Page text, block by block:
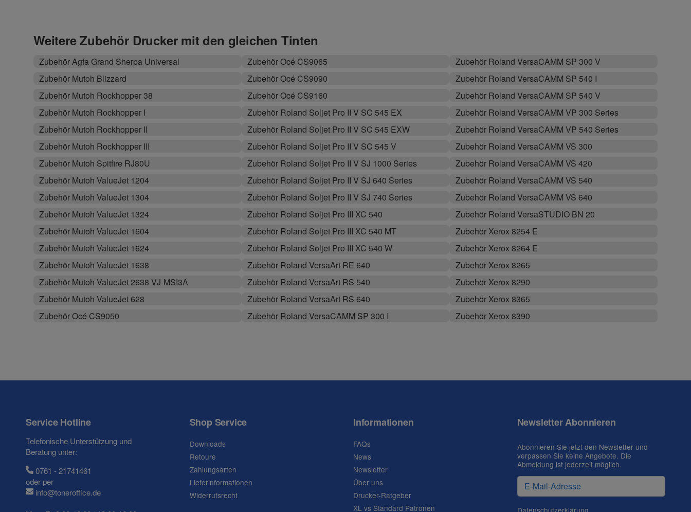
Weitere Zubehör Drucker mit den gleichen Tinten
Zubehör Agfa Grand Sherpa Universal
Zubehör Mutoh Blizzard
Zubehör Mutoh Rockhopper 38
Zubehör Mutoh Rockhopper I
Zubehör Mutoh Rockhopper II
Zubehör Mutoh Rockhopper III
Zubehör Mutoh Spitfire RJ80U
Zubehör Mutoh ValueJet 1204
Zubehör Mutoh ValueJet 1304
Zubehör Mutoh ValueJet 1324
Zubehör Mutoh ValueJet 1604
Zubehör Mutoh ValueJet 1624
Zubehör Mutoh ValueJet 1638
Zubehör Mutoh ValueJet 2638 VJ-MSI3A
Zubehör Mutoh ValueJet 628
Zubehör Océ CS9050
Zubehör Océ CS9065
Zubehör Océ CS9090
Zubehör Océ CS9160
Zubehör Roland Soljet Pro II V SC 545 EX
Zubehör Roland Soljet Pro II V SC 545 EXW
Zubehör Roland Soljet Pro II V SC 545 V
Zubehör Roland Soljet Pro II V SJ 1000 Series
Zubehör Roland Soljet Pro II V SJ 640 Series
Zubehör Roland Soljet Pro II V SJ 740 Series
Zubehör Roland Soljet Pro III XC 540
Zubehör Roland Soljet Pro III XC 540 MT
Zubehör Roland Soljet Pro III XC 540 W
Zubehör Roland VersaArt RE 640
Zubehör Roland VersaArt RS 540
Zubehör Roland VersaArt RS 640
Zubehör Roland VersaCAMM SP 300 I
Zubehör Roland VersaCAMM SP 300 V
Zubehör Roland VersaCAMM SP 540 I
Zubehör Roland VersaCAMM SP 540 V
Zubehör Roland VersaCAMM VP 300 Series
Zubehör Roland VersaCAMM VP 540 Series
Zubehör Roland VersaCAMM VS 300
Zubehör Roland VersaCAMM VS 420
Zubehör Roland VersaCAMM VS 540
Zubehör Roland VersaCAMM VS 640
Zubehör Roland VersaSTUDIO BN 20
Zubehör Xerox 8254 E
Zubehör Xerox 8264 E
Zubehör Xerox 8265
Zubehör Xerox 8290
Zubehör Xerox 8365
Zubehör Xerox 8390
Service Hotline
Telefonische Unterstützung und
Beratung unter:
0761 - 21741461
oder per
info@toneroffice.de
Shop Service
Downloads
Retoure
Zahlungsarten
Lieferinformationen
Widerrufsrecht
Informationen
FAQs
News
Newsletter
Über uns
Drucker-Ratgeber
XL vs Standard Patronen
Newsletter Abonnieren
Abonnieren Sie jetzt den Newsletter und
verpassen Sie keine Angebote. Die
Abmeldung ist jederzeit möglich.
Datenschutzerklärung